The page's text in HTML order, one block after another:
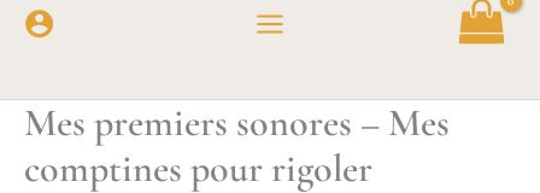
Mes premiers sonores – Mes
comptines pour rigoler